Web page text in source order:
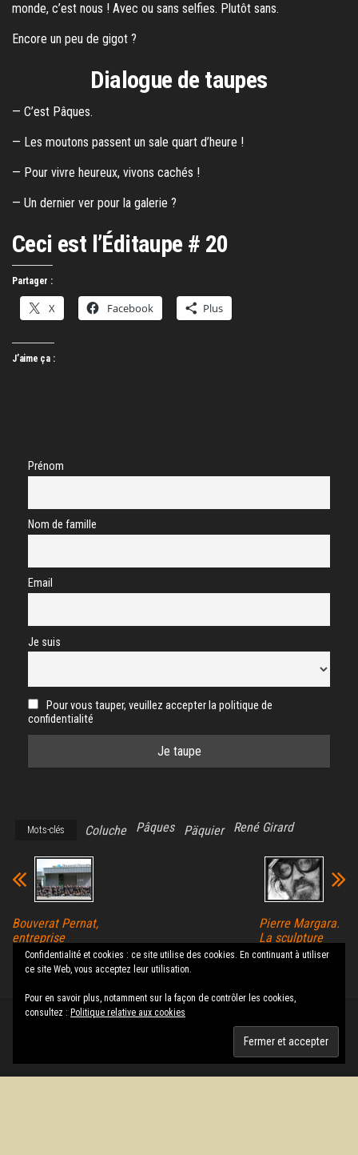
monde, c’est nous ! Avec ou sans selfies. Plutôt sans.
Encore un peu de gigot ?
Dialogue de taupes
— C’est Pâques.
— Les moutons passent un sale quart d’heure !
— Pour vivre heureux, vivons cachés !
— Un dernier ver pour la galerie ?
Ceci est l’Éditaupe # 20
Partager :
X Facebook Plus
J’aime ça :
Prénom
Nom de famille
Email
Je suis
Pour vous tauper, veuillez accepter la politique de
confidentialité
Mots-clés Coluche Pâques Päquier René Girard
Bouverat Pernat,
entreprise
familiale et
innovante
Pierre Margara.
La sculpture
entre matière et
Thème :Envo Magazine
Confidentialité et cookies : ce site utilise des cookies. En continuant à utiliser
ce site Web, vous acceptez leur utilisation.
Pour en savoir plus, notamment sur la façon de contrôler les cookies,
consultez : Politique relative aux cookies